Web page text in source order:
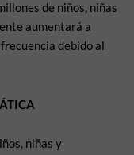
de niños, niñas
aumentará a
debido al
niñas y